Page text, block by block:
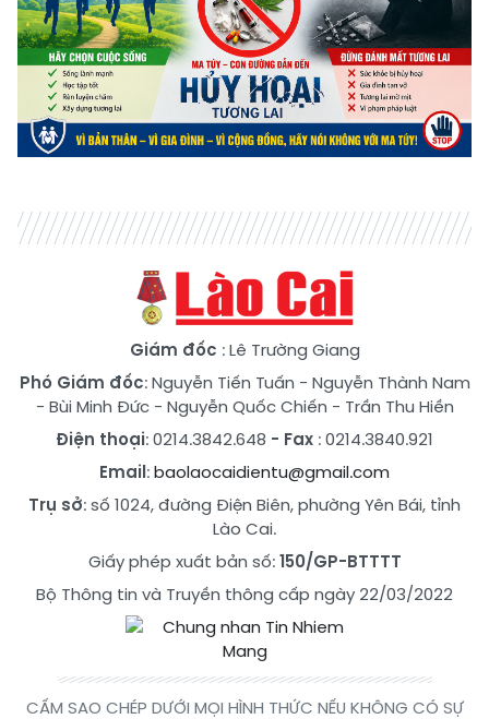
Giám đốc : Lê Trường Giang
Phó Giám đốc:Nguyễn Tiến Tuấn - Nguyễn Thành Nam
- Bùi Minh Đức- Nguyễn Quốc Chiến - Trần Thu Hiền
Điện thoại: 0214.3842.648 - Fax : 0214.3840.921
Email:baolaocaidientu@gmail.com
Trụ sở: số 1024, đường Điện Biên, phường Yên Bái, tỉnh
Lào Cai.
Giấy phép xuất bản số:150/GP-BTTTT
Bộ Thông tin và Truyền thông cấp ngày 22/03/2022
CẤM SAO CHÉP DƯỚI MỌI HÌNH THỨC NẾU KHÔNG CÓ SỰ